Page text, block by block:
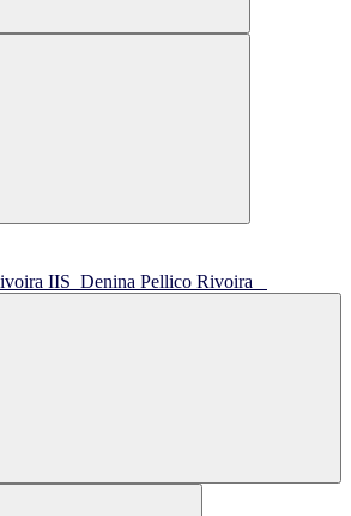
IIS Denina Pellico Rivoira